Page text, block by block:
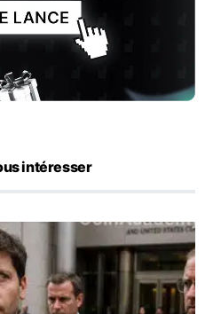
intéresser
la plainte d’Apple et